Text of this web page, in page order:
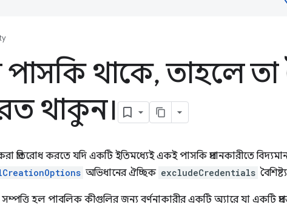
থাকে,তাহলে তা
থাকুন।
প্রতিরোধ করতে যদি একটি ইতিমধ্যেই একই পাসকি প্রদানকারীতে
অভিধানের ঐচ্ছিক excludeCredentials
সম্পত্তি হল পাবলিক কীগুলির জন্য বর্ণনাকারীর একটি অ্যারে যা একটি